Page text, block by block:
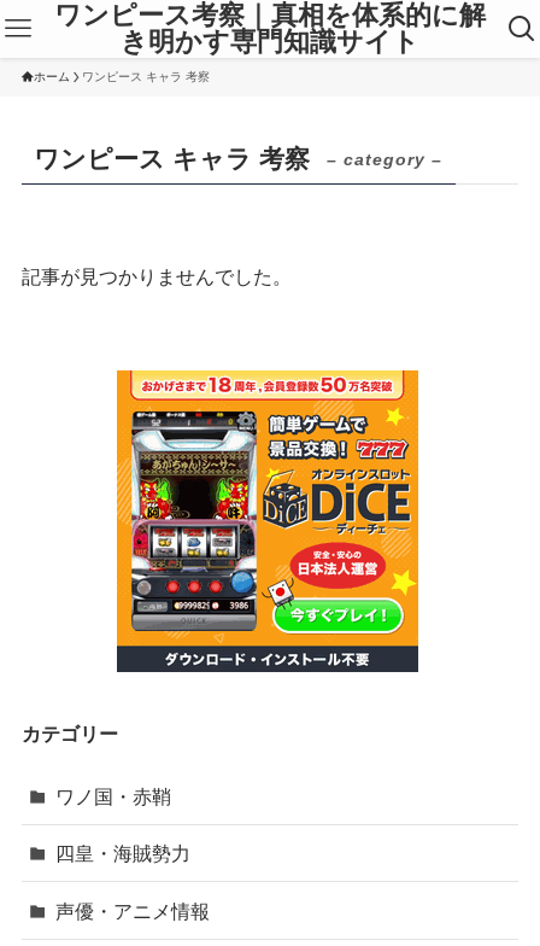
ワンピース考察｜真相を体系的に解
き明かす専門知識サイト
ホーム ワンピース キャラ 考察
ワンピース キャラ 考察 – category –
記事が見つかりませんでした。
カテゴリー
ワノ国・赤鞘
四皇・海賊勢力
声優・アニメ情報